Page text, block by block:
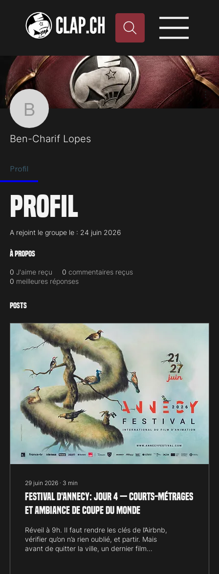
Ben-Charif Lopes
Ben-Charif Lopes
Profil
Profil
A rejoint le groupe le : 24 juin 2026
À propos
0 J'aime reçu 0 commentaires reçus
0 meilleures réponses
Posts
29 juin 2026 ∙ 3 min
Festival d'Annecy: jour 4 — courts-métrages
et ambiance de Coupe du Monde
Réveil à 9h. Il faut rendre les clés de l’Airbnb,
vérifier qu’on n’a rien oublié, et partir. Mais
avant de quitter la ville, un dernier film